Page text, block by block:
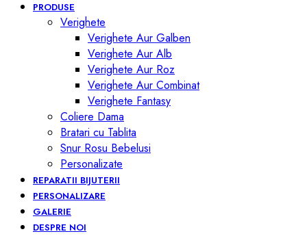
PRODUSE
Verighete
Verighete Aur Galben
Verighete Aur Alb
Verighete Aur Roz
Verighete Aur Combinat
Verighete Fantasy
Coliere Dama
Bratari cu Tablita
Snur Rosu Bebelusi
Personalizate
REPARATII BIJUTERII
PERSONALIZARE
GALERIE
DESPRE NOI